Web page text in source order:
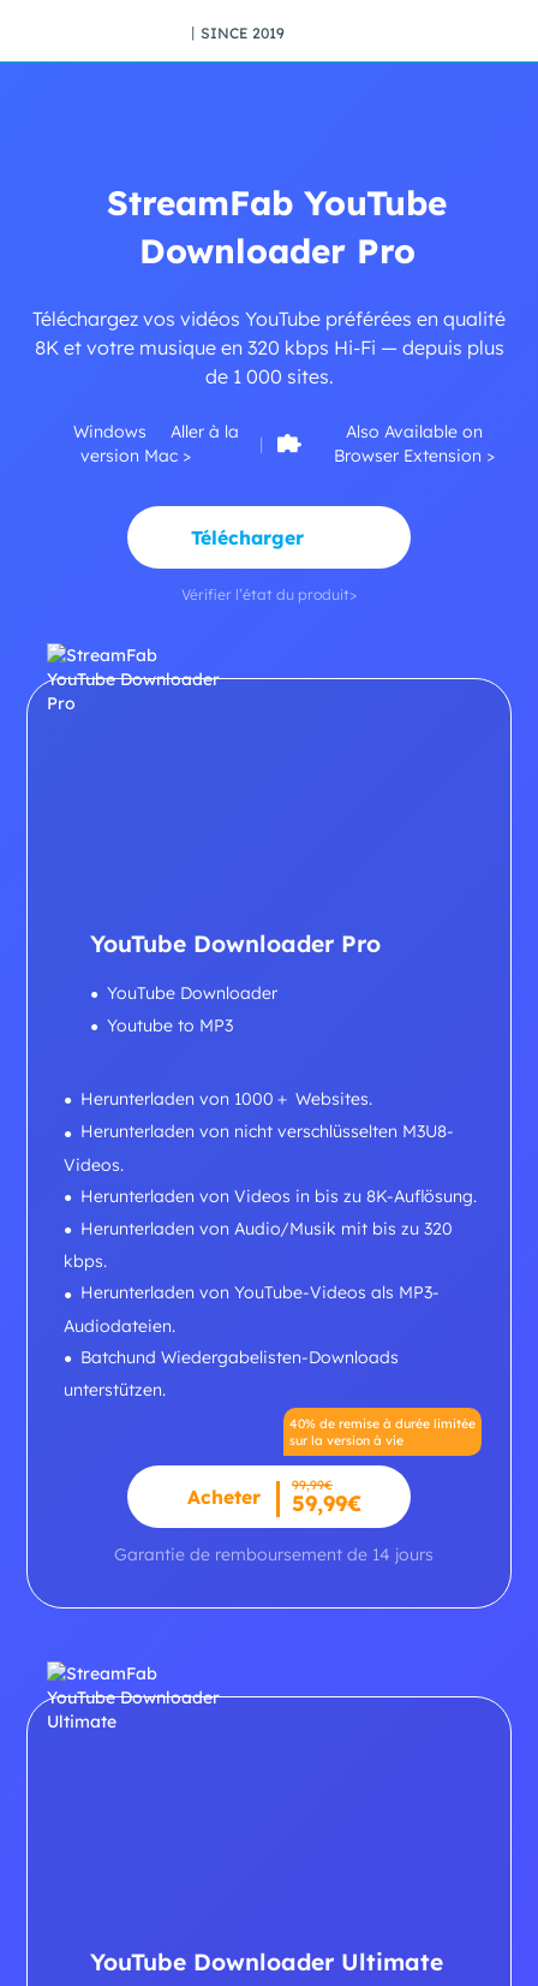
丨SINCE 2019
StreamFab YouTube
Downloader Pro
Téléchargez vos vidéos YouTube préférées en qualité
8K et votre musique en 320 kbps Hi-Fi — depuis plus
de 1 000 sites.
Windows
Aller à la
version Mac >
|
Also Available on
Browser Extension >
Télécharger
Vérifier l’état du produit>
YouTube Downloader Pro
YouTube Downloader
Youtube to MP3
Herunterladen von 1000＋ Websites.
Herunterladen von nicht verschlüsselten M3U8-
Videos.
Herunterladen von Videos in bis zu 8K-Auflösung.
Herunterladen von Audio/Musik mit bis zu 320
kbps.
Herunterladen von YouTube-Videos als MP3-
Audiodateien.
Batchund Wiedergabelisten-Downloads
unterstützen.
Acheter
40% de remise à durée limitée
sur la version à vie
99,99€
59,99€
Garantie de remboursement de 14 jours
YouTube Downloader Ultimate